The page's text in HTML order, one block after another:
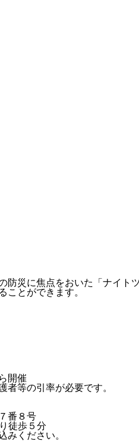
災に焦点をおいた「ナイト
ことができます。
開催
者等の引率が必要です。
番８号
徒歩５分
みください。